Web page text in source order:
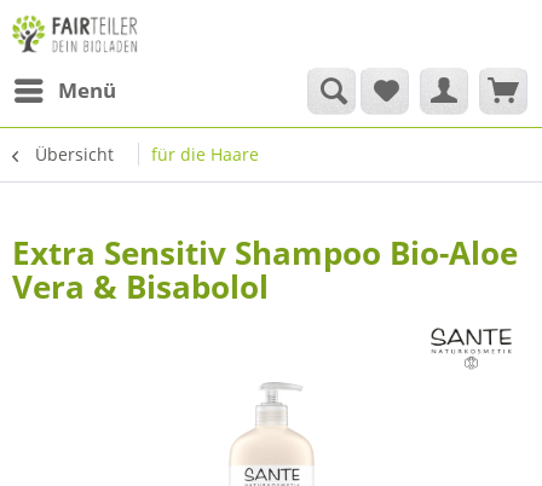
Menü
Übersicht für die Haare
Extra Sensitiv Shampoo Bio-Aloe
Vera & Bisabolol